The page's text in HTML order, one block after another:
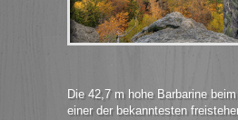
Die 42,7 m hohe Barbarine
einer der bekanntesten